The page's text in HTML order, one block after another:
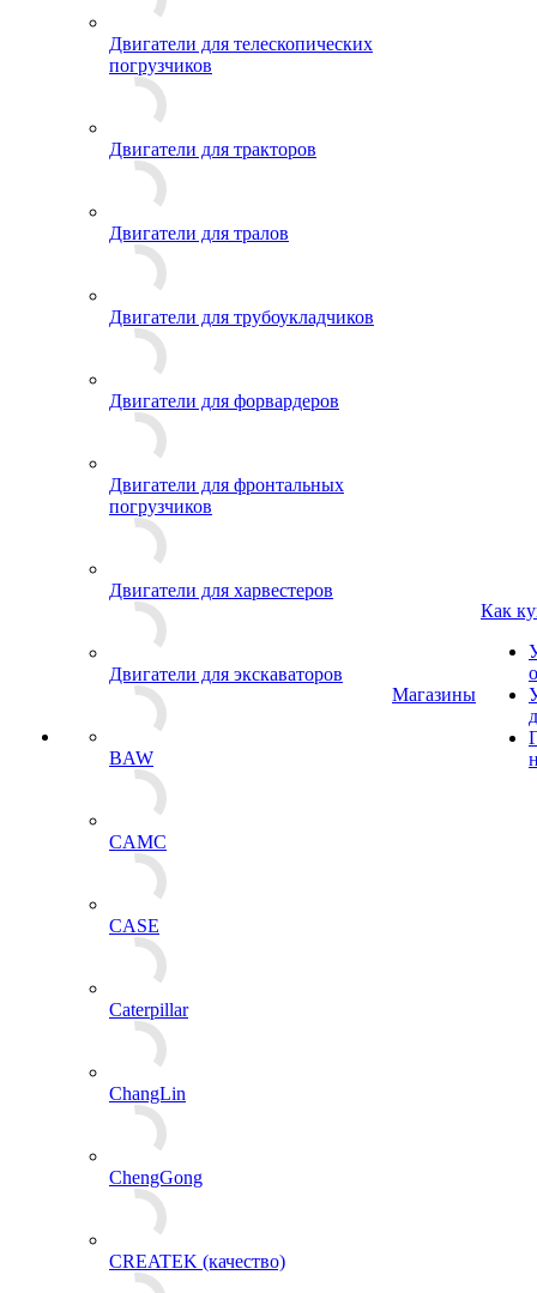
Двигатели для телескопических
погрузчиков
Двигатели для тракторов
Двигатели для тралов
Двигатели для трубоукладчиков
Двигатели для форвардеров
Двигатели для фронтальных
погрузчиков
Двигатели для харвестеров
Двигатели для экскаваторов
BAW
CAMC
CASE
Caterpillar
ChangLin
ChengGong
CREATEK (качество)
Магазины
Как